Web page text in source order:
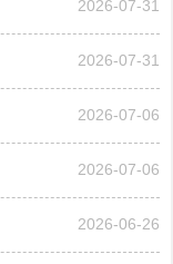
2026-07-31
2026-07-31
2026-07-06
2026-07-06
2026-06-26